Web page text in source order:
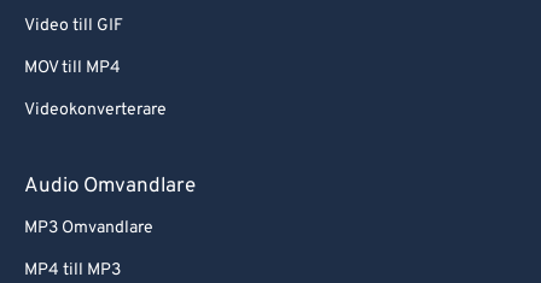
Video till GIF
MOV till MP4
Videokonverterare
Audio Omvandlare
MP3 Omvandlare
MP4 till MP3